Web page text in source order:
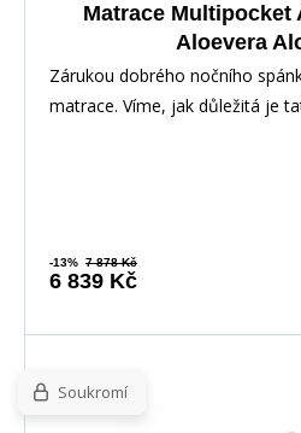
Matrace Multipocket
Aloevera
Zárukou dobrého nočního
matrace. Víme, jak důležitá je
-13% 7 878 Kč
6 839 Kč
Soukromí